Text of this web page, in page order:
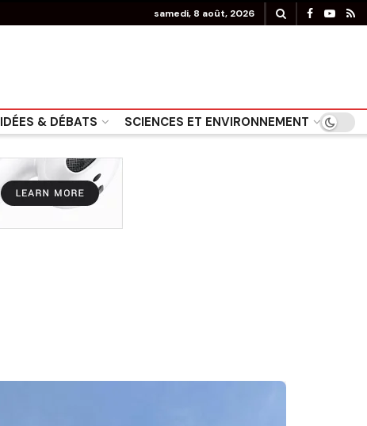
samedi, 8 août, 2026
IDÉES & DÉBATS SCIENCES ET ENVIRONNEMENT